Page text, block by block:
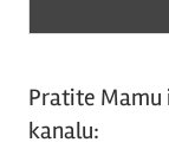
Pratite Mamu
kanalu: